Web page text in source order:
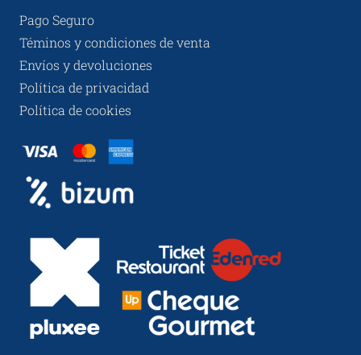
Pago Seguro
Téminos y condiciones de venta
Envíos y devoluciones
Política de privacidad
Política de cookies